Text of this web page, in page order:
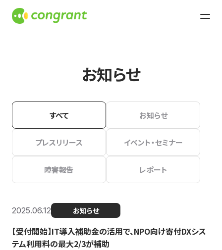
お知らせ
すべて お知らせ
プレスリリース イベント・セミナー
障害報告 レポート
2025.06.12 お知らせ
【受付開始】IT導入補助金の活用で、NPO向け寄付DXシス
テム利用料の最大2/3が補助